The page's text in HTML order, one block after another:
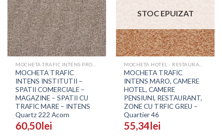
MOCHETA TRAFIC INTENS PROFESIONALA - PRETURI
MOCHETA TRAFIC
INTENS INSTITUTII –
SPATII COMERCIALE –
MAGAZINE – SPATII CU
TRAFIC MARE – INTENS
Quartz 222 Acorn
60,50 lei
STOC EPUIZAT
MOCHETA HOTEL - RESTAURANT - SALI EVENIMENTE
MOCHETA TRAFIC
INTENS MARO, CAMERE
HOTEL, CAMERE
PENSIUNI, RESTAURANT,
ZONE CU TRFIC GREU –
Quartier 46
55,34 lei